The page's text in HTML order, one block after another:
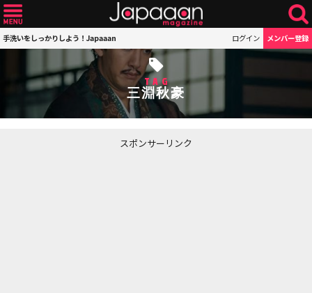
手洗いをしっかりしよう！Japaaan ログイン メンバー登録
TAG
三淵秋豪
スポンサーリンク